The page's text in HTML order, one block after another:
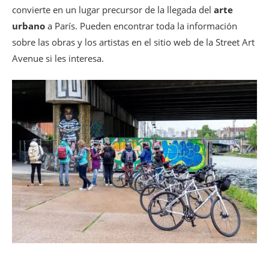
convierte en un lugar precursor de la llegada del arte
urbano a París. Pueden encontrar toda la información
sobre las obras y los artistas en el sitio web de la Street Art
Avenue si les interesa.